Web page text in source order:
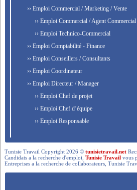
›› Emploi Commercial / Marketing / Vente
›› Emploi Commercial / Agent Commercial
›› Emploi Technico-Commercial
›› Emploi Comptabilité - Finance
›› Emploi Conseillers / Consultants
›› Emploi Coordinateur
›› Emploi Directeur / Manager
›› Emploi Chef de projet
›› Emploi Chef d’équipe
›› Emploi Responsable
Tunisie Travail Copyright 2026 ©tunisietravail.net
Candidats a la recherche d'emploi,Tunisie Travail vous
Entreprises a la recherche de collaborateurs, Tunisie